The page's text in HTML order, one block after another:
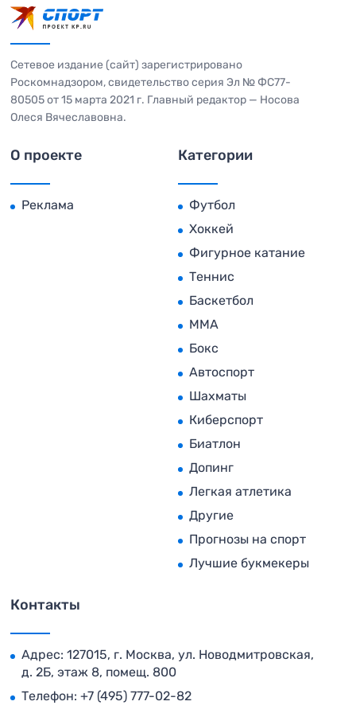
Сетевое издание (сайт) зарегистрировано
Роскомнадзором, свидетельство серия Эл № ФС77-
80505 от 15 марта 2021 г. Главный редактор — Носова
Олеся Вячеславовна.
О проекте
Реклама
Категории
Футбол
Хоккей
Фигурное катание
Теннис
Баскетбол
MMA
Бокс
Автоспорт
Шахматы
Киберспорт
Биатлон
Допинг
Легкая атлетика
Другие
Прогнозы на спорт
Лучшие букмекеры
Контакты
Адрес: 127015, г. Москва, ул. Новодмитровская,
д. 2Б, этаж 8, помещ. 800
Телефон: +7 (495) 777-02-82